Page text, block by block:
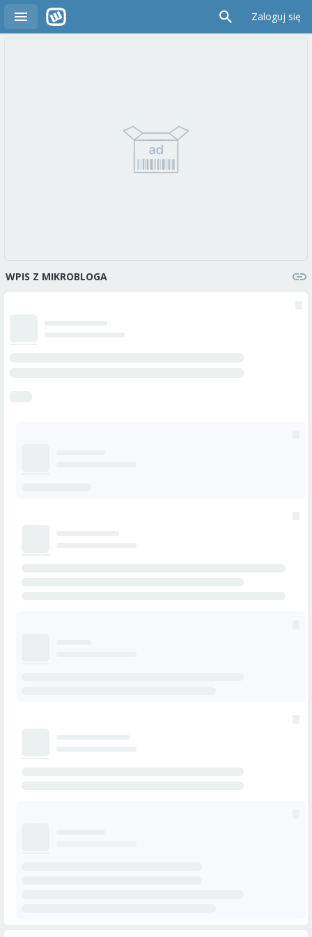
Zaloguj się
WPIS Z MIKROBLOGA